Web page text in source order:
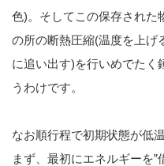
色)。そしてこの保存された
の所の断熱圧縮(温度を上げ
に追い出す)を行いめでたく
うわけです。
なお順行程で初期状態が低
まず、最初にエネルギーを”